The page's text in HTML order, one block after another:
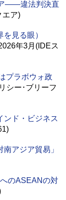
――違法判決直
エア)
を見る眼）
年3月(IDEス
プラボウォ政
シー･ブリーフ
ンド・ビジネス
南アジア貿易」
のASEANの対